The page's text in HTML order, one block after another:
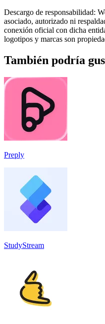
Descargo de responsabilidad:
asociado, autorizado ni
conexión oficial con dicha
logotipos y marcas son
También podría
Preply
StudyStream